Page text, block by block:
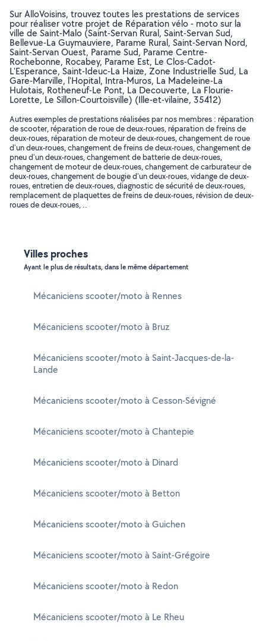
Sur AlloVoisins, trouvez toutes les prestations de services
pour réaliser votre projet de Réparation vélo - moto sur la
ville de Saint-Malo (Saint-Servan Rural, Saint-Servan Sud,
Bellevue-La Guymauviere, Parame Rural, Saint-Servan Nord,
Saint-Servan Ouest, Parame Sud, Parame Centre-
Rochebonne, Rocabey, Parame Est, Le Clos-Cadot-
L'Esperance, Saint-Ideuc-La Haize, Zone Industrielle Sud, La
Gare-Marville, l'Hopital, Intra-Muros, La Madeleine-La
Hulotais, Rotheneuf-Le Pont, La Decouverte, La Flourie-
Lorette, Le Sillon-Courtoisville) (Ille-et-vilaine, 35412)
Autres exemples de prestations réalisées par nos membres : réparation
de scooter, réparation de roue de deux-roues, réparation de freins de
deux-roues, réparation de moteur de deux-roues, changement de roue
d'un deux-roues, changement de freins de deux-roues, changement de
pneu d'un deux-roues, changement de batterie de deux-roues,
changement de moteur de deux-roues, changement de carburateur de
deux-roues, changement de bougie d'un deux-roues, vidange de deux-
roues, entretien de deux-roues, diagnostic de sécurité de deux-roues,
remplacement de plaquettes de freins de deux-roues, révision de deux-
roues de deux-roues, ..
Villes proches
Ayant le plus de résultats, dans le même département
Mécaniciens scooter/moto à Rennes
Mécaniciens scooter/moto à Bruz
Mécaniciens scooter/moto à Saint-Jacques-de-la-
Lande
Mécaniciens scooter/moto à Cesson-Sévigné
Mécaniciens scooter/moto à Chantepie
Mécaniciens scooter/moto à Dinard
Mécaniciens scooter/moto à Betton
Mécaniciens scooter/moto à Guichen
Mécaniciens scooter/moto à Saint-Grégoire
Mécaniciens scooter/moto à Redon
Mécaniciens scooter/moto à Le Rheu